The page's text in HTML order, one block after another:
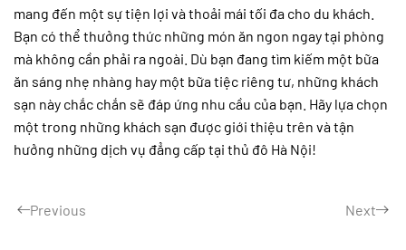
mang đến một sự tiện lợi và thoải mái tối đa cho du khách.
Bạn có thể thưởng thức những món ăn ngon ngay tại phòng
mà không cần phải ra ngoài. Dù bạn đang tìm kiếm một bữa
ăn sáng nhẹ nhàng hay một bữa tiệc riêng tư, những khách
sạn này chắc chắn sẽ đáp ứng nhu cầu của bạn. Hãy lựa chọn
một trong những khách sạn được giới thiệu trên và tận
hưởng những dịch vụ đẳng cấp tại thủ đô Hà Nội!
Previous Next